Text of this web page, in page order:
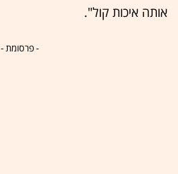
אותה איכות קול".
- פרסומת -